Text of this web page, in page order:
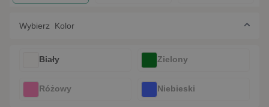
Wybierz Kolor
Biały Zielony
Różowy Niebieski